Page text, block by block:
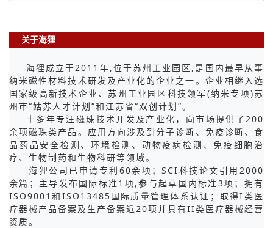
关于海狸
海狸成立于2011年,位于苏州工业园区,是国内最早从事
纳米磁性材料技术研发及产业化的企业之一。企业相继入选
国家级高新技术企业、苏州工业园区科技领军(纳米专项)苏
州市“姑苏人才计划”和江苏省“双创计划”。
十多年专注磁珠技术开发及产业化，向市场提供了200
余项磁珠类产品。应用方向涉及到分子诊断、免疫诊断、食
品药品安全检测、环境检测、动物疫病检测、免疫细胞治
疗、生物制药和生物科研等领域。
海狸公司已申请专利60余项；SCI科技论文引用2000
余篇；主导发布国际标准1项,参与起草国内标准3项；拥有
ISO9001和ISO13485国际质量管理体系认证；取得I类医
疗器械产品备案及生产备案近20项并具有II类医疗器械经营
资质。